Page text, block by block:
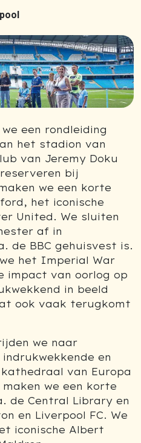
een rondleiding
het stadion van
van Jeremy Doku
bij
we een korte
het iconische
United. We sluiten
af in
de BBC gehuisvest is.
het Imperial War
impact van oorlog op
in beeld
ook vaak terugkomt
we naar
en
van Europa
we een korte
de Central Library en
en Liverpool FC. We
iconische Albert